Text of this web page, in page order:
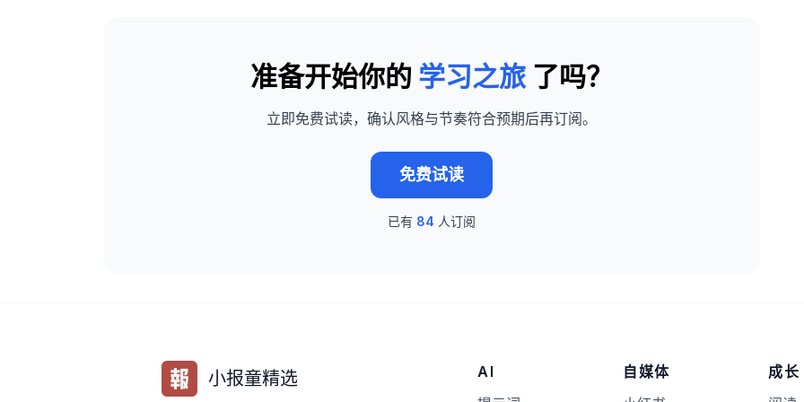
准备开始你的 学习之旅 了吗？
立即免费试读，确认风格与节奏符合预期后再订阅。
免费试读
已有 84 人订阅
小报童精选
AI
自媒体
成长